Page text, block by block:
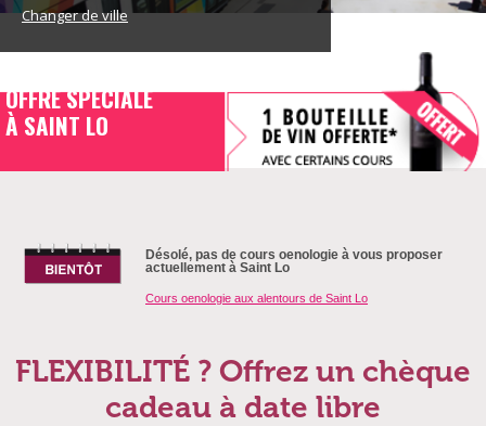
Changer de ville
OFFRE SPECIALE
À SAINT LO
Désolé, pas de cours oenologie à vous proposer
actuellement à Saint Lo
Cours oenologie aux alentours de Saint Lo
FLEXIBILITÉ ? Offrez un chèque
cadeau à date libre